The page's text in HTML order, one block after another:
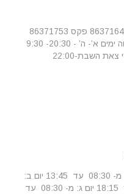
כתובת שד' התמרים 1, אילת טלפון 86371641 פקס 86371753
אימייל Eilat@shilav.com שעות פתיחה ימים א’- ה’ - 20:30- 9:30
מס' סניף 999 ימי ושעות פתיחה יום א: מ- 08:30 עד 13:45 יום ב:
מ- 08:30 עד 13:00 , מ- 16:00 עד 18:15 יום ג: מ- 08:30 עד